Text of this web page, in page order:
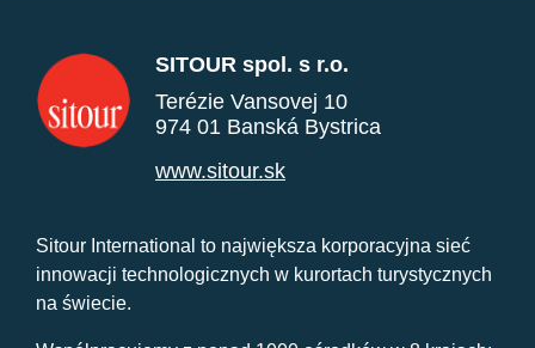
SITOUR spol. s r.o.
Terézie Vansovej 10
974 01 Banská Bystrica
www.sitour.sk
Sitour International to największa korporacyjna sieć
innowacji technologicznych w kurortach turystycznych
na świecie.